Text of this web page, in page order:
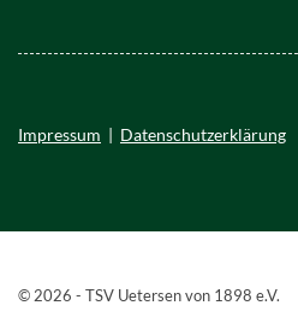
Impressum | Datenschutzerklärung
© 2026 - TSV Uetersen von 1898 e.V.